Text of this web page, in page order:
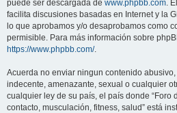
puede ser descargada de www.phpbb.com.
facilita discusiones basadas en Internet y la
lo que aprobamos y/o desaprobamos como
permisible. Para más información sobre
https://www.phpbb.com/.
Acuerda no enviar ningun contenido
indecente, amenazante, sexual o cualquier
cualquier ley de su país, el país donde “Foro
contacto, musculación, fitness, salud” está